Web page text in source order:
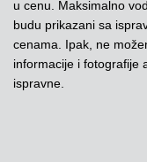
u cenu. Maksimalno
budu prikazani sa
cenama. Ipak, ne
informacije i fotografije
ispravne.